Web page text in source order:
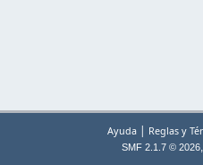
Ayuda | Reglas y
SMF 2.1.7 © 2026,